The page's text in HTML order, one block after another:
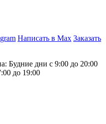
Написать в Max Заказать
Будние дни с 9:00 до 20:00
до 19:00